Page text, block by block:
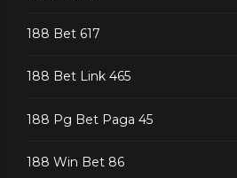
188 Bet 617
188 Bet Link 465
188 Pg Bet Paga 45
188 Win Bet 86